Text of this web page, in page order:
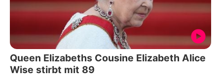
Queen Elizabeths Cousine Elizabeth Alice
Wise stirbt mit 89